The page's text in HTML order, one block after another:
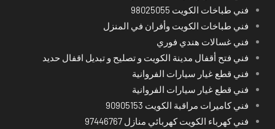
فني طباخات الكويت 98025055
فني طباخات الكويت وأفران في المنزل
فني غسالات هندي فوري
فني فتح أقفال مدينة الكويت و تصليح و تبديل اقفال حديد
فني قطع غيار سيارات الفروانية
فني قطع غيار سيارات الفروانية
فني كاميرات مراقبة الكويت 90905153
فني كهرباء الكويت كهربائي منازل 97446767